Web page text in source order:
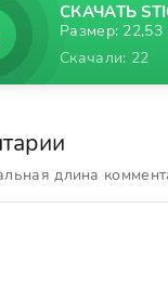
СКАЧАТЬ
Размер: 22,53
Скачали: 22
длина